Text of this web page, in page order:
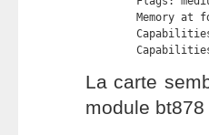
Memory at
La carte
module